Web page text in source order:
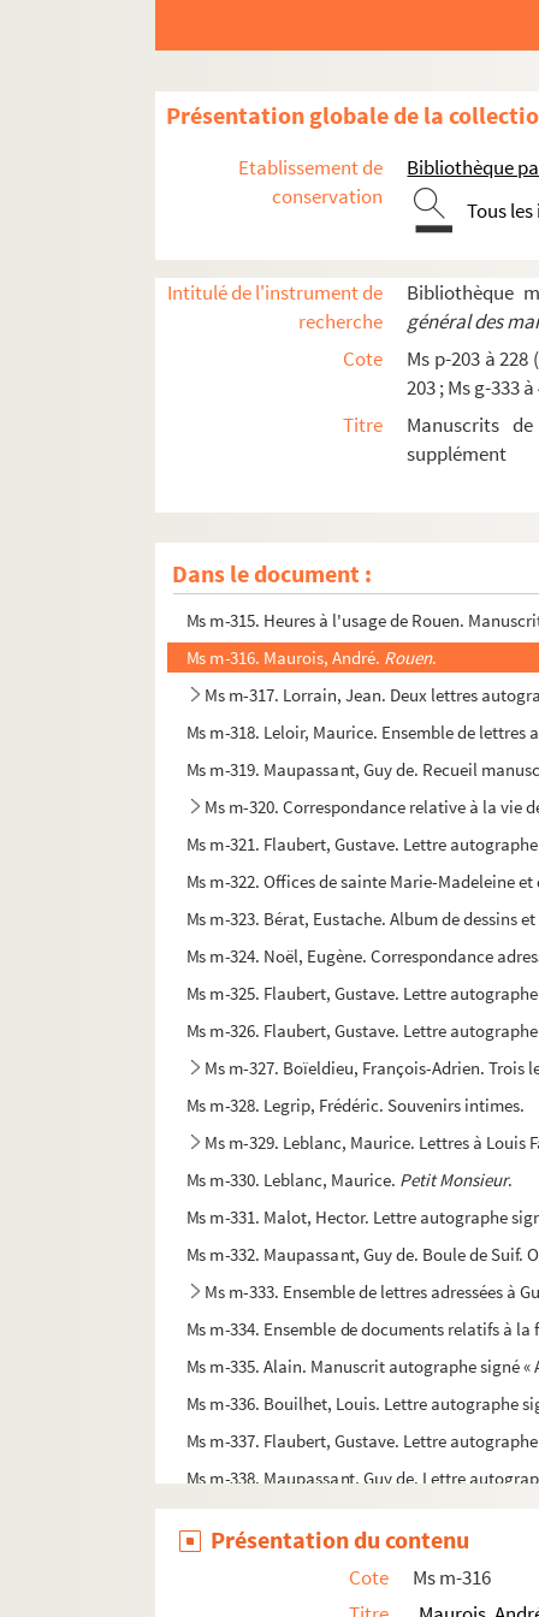
Présentation globale de la
Etablissement de
conservation
Bibliothèque
Tous
Intitulé de l'instrument de
recherche
Bibliothèque
général des
Cote
Ms p-203 à 228
203 ; Ms g-333
Titre
Manuscrits
supplément
Dans le document :
Ms m-301-bis.
Ms m-302. (Le Minihy) de La Villehervé,
Ms m-303. Maupassant, Guy de. Lettre
Ms m-304. Bouilhet, Louis. Poèmes : I
Ms m-306. Flaubert, Achille-Cléophas (père).
Ms m-307. Flaubert, Gustave. Note
Ms m-308. Flaubert, Gustave. Lettre
Ms m-309. Flaubert, Gustave. Lettre
Ms m-310. Flaubert, Gustave. Deux lettres à
Ms m-311. Bouilhet, Louis. Six lettres
Ms m-312. Correspondance des
Ms m-313. Correspondance adressée au
Ms m-314. Flaubert, Gustave. Lettres
Ms m-315. Heures à l'usage de Rouen.
Ms m-316. Maurois, André. Rouen.
Ms m-317. Lorrain, Jean. Deux lettres
Ms m-318. Leloir, Maurice. Ensemble de
Ms m-319. Maupassant, Guy de. Recueil
Ms m-320. Correspondance relative à la vie
Ms m-321. Flaubert, Gustave. Lettre
Ms m-322. Offices de sainte Marie-Madeleine
Ms m-323. Bérat, Eustache. Album de dessins
Ms m-324. Noël, Eugène. Correspondance
Ms m-325. Flaubert, Gustave. Lettre
Ms m-326. Flaubert, Gustave. Lettre
Ms m-327. Boïeldieu, François-Adrien.
Ms m-328. Legrip, Frédéric. Souvenirs intimes.
Ms m-329. Leblanc, Maurice. Lettres à Louis
Ms m-330. Leblanc, Maurice. Petit Monsieur.
Ms m-331. Malot, Hector. Lettre autographe
Ms m-332. Maupassant, Guy de. Boule de
Ms m-333. Ensemble de lettres adressées à
Ms m-334. Ensemble de documents relatifs à
Ms m-335. Alain. Manuscrit autographe signé
Ms m-336. Bouilhet, Louis. Lettre autographe
Ms m-337. Flaubert, Gustave. Lettre
Ms m-338. Maupassant, Guy de. Lettre
Ms mm-191. Yard, Francis.
Ms mm-192. Bouilhet, Louis.Les Jésuites
Ms mm-193. Monod, Théodore. Lettre signée
Présentation du contenu
Cote
Ms m-316